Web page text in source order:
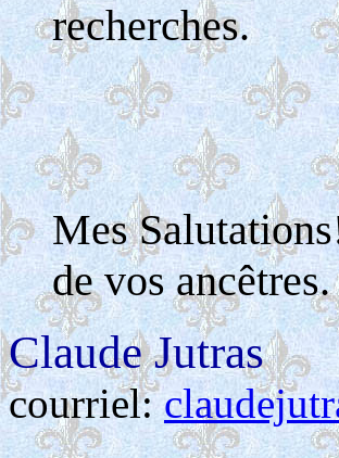
recherches.
Mes
de vos ancêtres.
Claude Jutras
courriel: